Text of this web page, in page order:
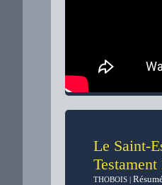
Le Saint-
THOBOIS |